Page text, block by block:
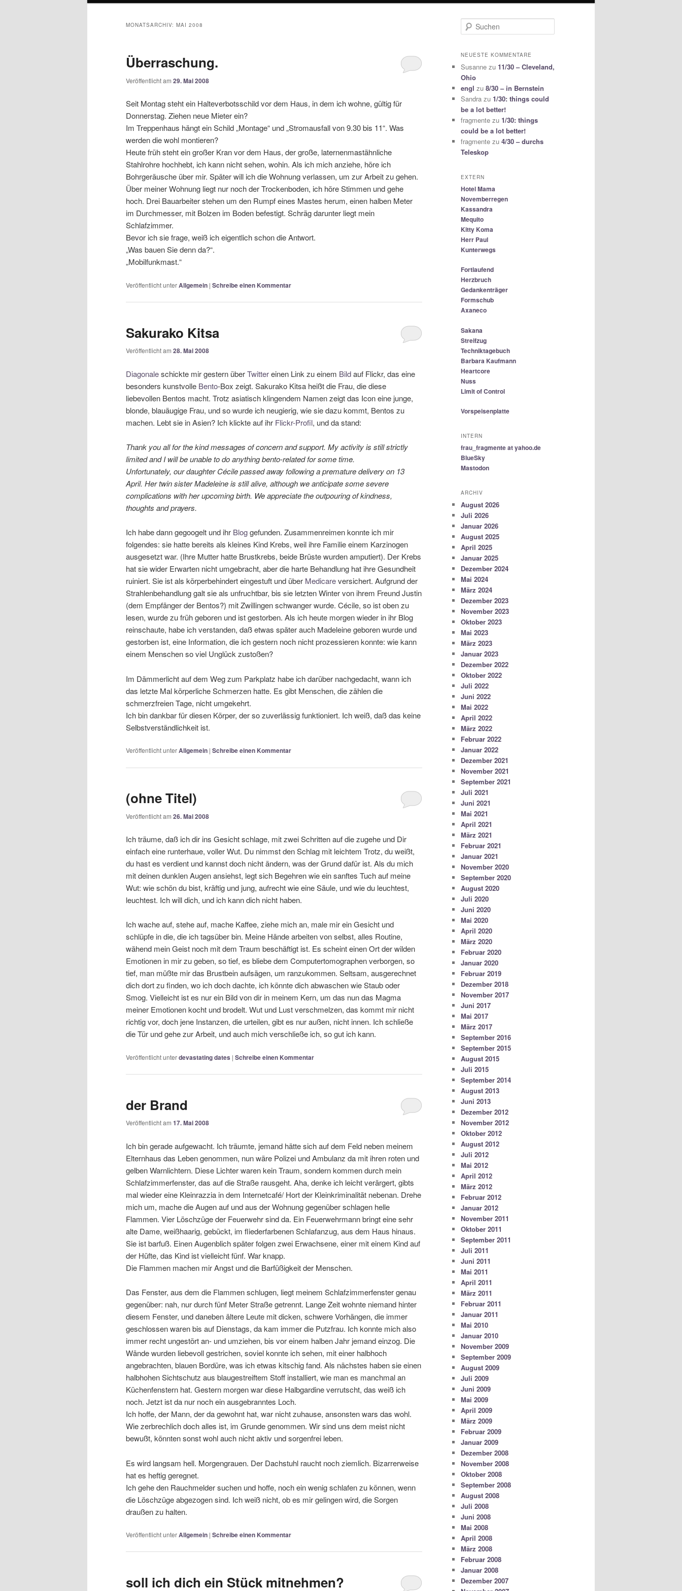
MONATSARCHIV: MAI 2008
Überraschung.
Veröffentlicht am 29. Mai 2008
Seit Montag steht ein Halteverbotsschild vor dem Haus, in dem ich wohne, gültig für
Donnerstag. Ziehen neue Mieter ein?
Im Treppenhaus hängt ein Schild „Montage“ und „Stromausfall von 9.30 bis 11“. Was
werden die wohl montieren?
Heute früh steht ein großer Kran vor dem Haus, der große, laternenmastähnliche
Stahlrohre hochhebt, ich kann nicht sehen, wohin. Als ich mich anziehe, höre ich
Bohrgeräusche über mir. Später will ich die Wohnung verlassen, um zur Arbeit zu gehen.
Über meiner Wohnung liegt nur noch der Trockenboden, ich höre Stimmen und gehe
hoch. Drei Bauarbeiter stehen um den Rumpf eines Mastes herum, einen halben Meter
im Durchmesser, mit Bolzen im Boden befestigt. Schräg darunter liegt mein
Schlafzimmer.
Bevor ich sie frage, weiß ich eigentlich schon die Antwort.
„Was bauen Sie denn da?“.
„Mobilfunkmast.“
Veröffentlicht unterAllgemein | Schreibe einen Kommentar
Sakurako Kitsa
Veröffentlicht am 28. Mai 2008
Diagonaleschickte mir gestern überTwittereinen Link zu einem Bildauf Flickr, das eine
besonders kunstvolle Bento-Box zeigt. Sakurako Kitsa heißt die Frau, die diese
liebevollen Bentos macht. Trotz asiatisch klingendem Namen zeigt das Icon eine junge,
blonde, blauäugige Frau, und so wurde ich neugierig, wie sie dazu kommt, Bentos zu
machen. Lebt sie in Asien? Ich klickte auf ihr Flickr-Profil, und da stand:
Thank you all for the kind messages of concern and support. My activity is still strictly
limited and I will be unable to do anything bento-related for some time.
Unfortunately, our daughter Cécile passed away following a premature delivery on 13
April. Her twin sister Madeleine is still alive, although we anticipate some severe
complications with her upcoming birth. We appreciate the outpouring of kindness,
thoughts and prayers.
Ich habe dann gegoogelt und ihr Bloggefunden. Zusammenreimen konnte ich mir
folgendes: sie hatte bereits als kleines Kind Krebs, weil ihre Familie einem Karzinogen
ausgesetzt war. (Ihre Mutter hatte Brustkrebs, beide Brüste wurden amputiert). Der Krebs
hat sie wider Erwarten nicht umgebracht, aber die harte Behandlung hat ihre Gesundheit
ruiniert. Sie ist als körperbehindert eingestuft und über Medicareversichert. Aufgrund der
Strahlenbehandlung galt sie als unfruchtbar, bis sie letzten Winter von ihrem Freund Justin
(dem Empfänger der Bentos?) mit Zwillingen schwanger wurde. Cécile, so ist oben zu
lesen, wurde zu früh geboren und ist gestorben. Als ich heute morgen wieder in ihr Blog
reinschaute, habe ich verstanden, daß etwas später auch Madeleine geboren wurde und
gestorben ist, eine Information, die ich gestern noch nicht prozessieren konnte: wie kann
einem Menschen so viel Unglück zustoßen?
Im Dämmerlicht auf dem Weg zum Parkplatz habe ich darüber nachgedacht, wann ich
das letzte Mal körperliche Schmerzen hatte. Es gibt Menschen, die zählen die
schmerzfreien Tage, nicht umgekehrt.
Ich bin dankbar für diesen Körper, der so zuverlässig funktioniert. Ich weiß, daß das keine
Selbstverständlichkeit ist.
Veröffentlicht unterAllgemein | Schreibe einen Kommentar
(ohne Titel)
Veröffentlicht am 26. Mai 2008
Ich träume, daß ich dir ins Gesicht schlage, mit zwei Schritten auf die zugehe und Dir
einfach eine runterhaue, voller Wut. Du nimmst den Schlag mit leichtem Trotz, du weißt,
du hast es verdient und kannst doch nicht ändern, was der Grund dafür ist. Als du mich
mit deinen dunklen Augen ansiehst, legt sich Begehren wie ein sanftes Tuch auf meine
Wut: wie schön du bist, kräftig und jung, aufrecht wie eine Säule, und wie du leuchtest,
leuchtest. Ich will dich, und ich kann dich nicht haben.
Ich wache auf, stehe auf, mache Kaffee, ziehe mich an, male mir ein Gesicht und
schlüpfe in die, die ich tagsüber bin. Meine Hände arbeiten von selbst, alles Routine,
wähend mein Geist noch mit dem Traum beschäftigt ist. Es scheint einen Ort der wilden
Emotionen in mir zu geben, so tief, es bliebe dem Computertomographen verborgen, so
tief, man müßte mir das Brustbein aufsägen, um ranzukommen. Seltsam, ausgerechnet
dich dort zu finden, wo ich doch dachte, ich könnte dich abwaschen wie Staub oder
Smog. Vielleicht ist es nur ein Bild von dir in meinem Kern, um das nun das Magma
meiner Emotionen kocht und brodelt. Wut und Lust verschmelzen, das kommt mir nicht
richtig vor, doch jene Instanzen, die urteilen, gibt es nur außen, nicht innen. Ich schließe
die Tür und gehe zur Arbeit, und auch mich verschließe ich, so gut ich kann.
Veröffentlicht unterdevastating dates | Schreibe einen Kommentar
der Brand
Veröffentlicht am 17. Mai 2008
Ich bin gerade aufgewacht. Ich träumte, jemand hätte sich auf dem Feld neben meinem
Elternhaus das Leben genommen, nun wäre Polizei und Ambulanz da mit ihren roten und
gelben Warnlichtern. Diese Lichter waren kein Traum, sondern kommen durch mein
Schlafzimmerfenster, das auf die Straße rausgeht. Aha, denke ich leicht verärgert, gibts
mal wieder eine Kleinrazzia in dem Internetcafé/ Hort der Kleinkriminalität nebenan. Drehe
mich um, mache die Augen auf und aus der Wohnung gegenüber schlagen helle
Flammen. Vier Löschzüge der Feuerwehr sind da. Ein Feuerwehrmann bringt eine sehr
alte Dame, weißhaarig, gebückt, im fliederfarbenen Schlafanzug, aus dem Haus hinaus.
Sie ist barfuß. Einen Augenblich später folgen zwei Erwachsene, einer mit einem Kind auf
der Hüfte, das Kind ist vielleicht fünf. War knapp.
Die Flammen machen mir Angst und die Barfüßigkeit der Menschen.
Das Fenster, aus dem die Flammen schlugen, liegt meinem Schlafzimmerfenster genau
gegenüber: nah, nur durch fünf Meter Straße getrennt. Lange Zeit wohnte niemand hinter
diesem Fenster, und daneben ältere Leute mit dicken, schwere Vorhängen, die immer
geschlossen waren bis auf Dienstags, da kam immer die Putzfrau. Ich konnte mich also
immer recht ungestört an- und umziehen, bis vor einem halben Jahr jemand einzog. Die
Wände wurden liebevoll gestrichen, soviel konnte ich sehen, mit einer halbhoch
angebrachten, blauen Bordüre, was ich etwas kitschig fand. Als nächstes haben sie einen
halbhohen Sichtschutz aus blaugestreiftem Stoff installiert, wie man es manchmal an
Küchenfenstern hat. Gestern morgen war diese Halbgardine verrutscht, das weiß ich
noch. Jetzt ist da nur noch ein ausgebranntes Loch.
Ich hoffe, der Mann, der da gewohnt hat, war nicht zuhause, ansonsten wars das wohl.
Wie zerbrechlich doch alles ist, im Grunde genommen. Wir sind uns dem meist nicht
bewußt, könnten sonst wohl auch nicht aktiv und sorgenfrei leben.
Es wird langsam hell. Morgengrauen. Der Dachstuhl raucht noch ziemlich. Bizarrerweise
hat es heftig geregnet.
Ich gehe den Rauchmelder suchen und hoffe, noch ein wenig schlafen zu können, wenn
die Löschzüge abgezogen sind. Ich weiß nicht, ob es mir gelingen wird, die Sorgen
draußen zu halten.
Veröffentlicht unterAllgemein | Schreibe einen Kommentar
soll ich dich ein Stück mitnehmen?
u
h
n
NEUESTE KOMMENTARE
Susanne zu 11/30 – Cleveland,
Ohio
engl zu 8/30 – in Bernstein
Sandra zu 1/30: things could
be a lot better!
fragmente zu 1/30: things
could be a lot better!
fragmente zu 4/30 – durchs
Teleskop
EXTERN
Hotel Mama
Novemberregen
Kassandra
Mequito
Kitty Koma
Herr Paul
Kunterwegs
Fortlaufend
Herzbruch
Gedankenträger
Formschub
Axaneco
Sakana
Streifzug
Techniktagebuch
Barbara Kaufmann
Heartcore
Nuss
Limit of Control
Vorspeisenplatte
INTERN
frau_fragmente at yahoo.de
BlueSky
Mastodon
ARCHIV
August 2026
Juli 2026
Januar 2026
August 2025
April 2025
Januar 2025
Dezember 2024
Mai 2024
März 2024
Dezember 2023
November 2023
Oktober 2023
Mai 2023
März 2023
Januar 2023
Dezember 2022
Oktober 2022
Juli 2022
Juni 2022
Mai 2022
April 2022
März 2022
Februar 2022
Januar 2022
Dezember 2021
November 2021
September 2021
Juli 2021
Juni 2021
Mai 2021
April 2021
März 2021
Februar 2021
Januar 2021
November 2020
September 2020
August 2020
Juli 2020
Juni 2020
Mai 2020
April 2020
März 2020
Februar 2020
Januar 2020
Februar 2019
Dezember 2018
November 2017
Juni 2017
Mai 2017
März 2017
September 2016
September 2015
August 2015
Juli 2015
September 2014
August 2013
Juni 2013
Dezember 2012
November 2012
Oktober 2012
August 2012
Juli 2012
Mai 2012
April 2012
März 2012
Februar 2012
Januar 2012
November 2011
Oktober 2011
September 2011
Juli 2011
Juni 2011
Mai 2011
April 2011
März 2011
Februar 2011
Januar 2011
Mai 2010
Januar 2010
November 2009
September 2009
August 2009
Juli 2009
Juni 2009
Mai 2009
April 2009
März 2009
Februar 2009
Januar 2009
Dezember 2008
November 2008
Oktober 2008
September 2008
August 2008
Juli 2008
Juni 2008
Mai 2008
April 2008
März 2008
Februar 2008
Januar 2008
Dezember 2007